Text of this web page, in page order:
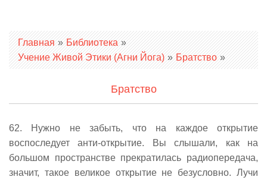
Вы здесь
Главная » Библиотека »
Учение Живой Этики (Агни Йога) » Братство »
Братство
62. Нужно не забыть, что на каждое открытие
воспоследует анти-открытие. Вы слышали, как на
большом пространстве прекратилась радиопередача,
значит, такое великое открытие не безусловно. Лучи